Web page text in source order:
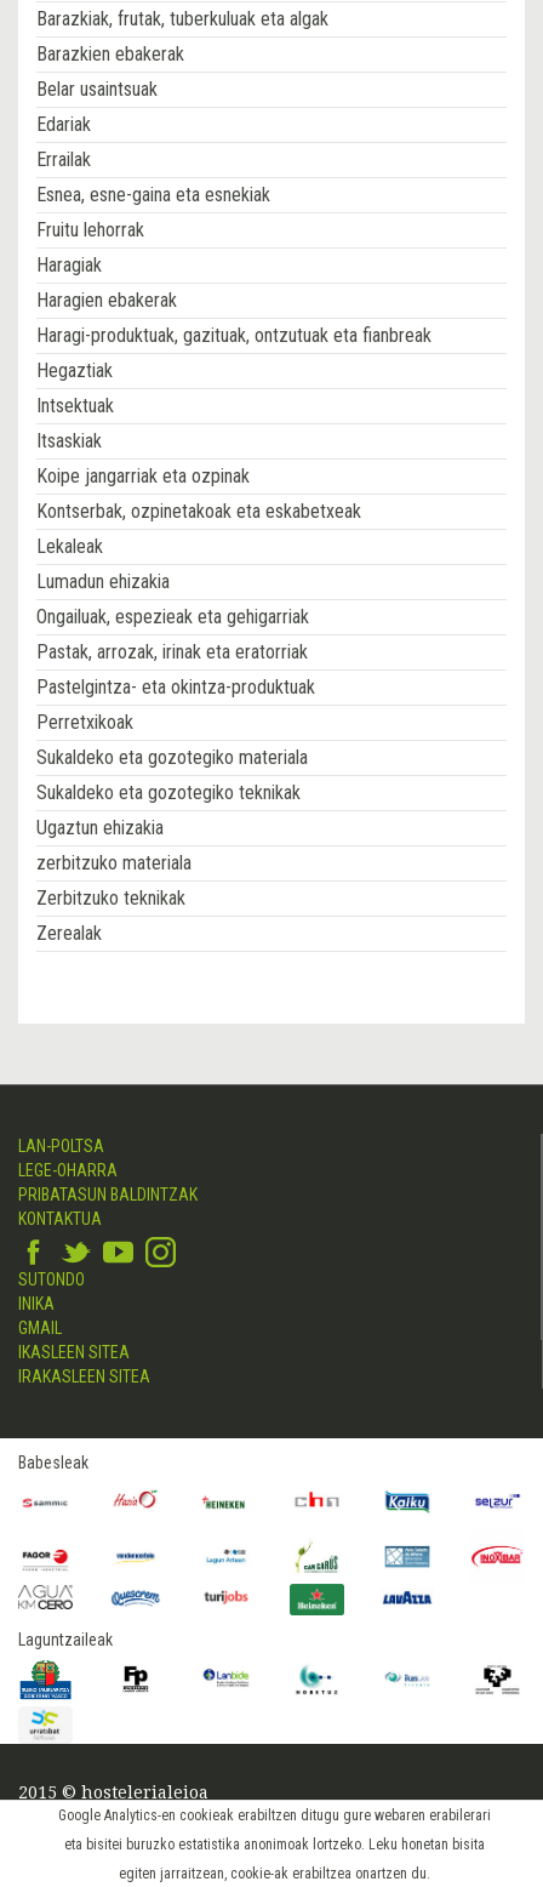
Google Analytics-en cookieak erabiltzen ditugu gure webaren erabilerari
eta bisitei buruzko estatistika anonimoak lortzeko. Leku honetan bisita
egiten jarraitzean, cookie-ak erabiltzea onartzen du.
Barazkiak, frutak, tuberkuluak eta algak
Barazkien ebakerak
Belar usaintsuak
Edariak
Errailak
Esnea, esne-gaina eta esnekiak
Fruitu lehorrak
Haragiak
Haragien ebakerak
Haragi-produktuak, gazituak, ontzutuak eta fianbreak
Hegaztiak
Intsektuak
Itsaskiak
Koipe jangarriak eta ozpinak
Kontserbak, ozpinetakoak eta eskabetxeak
Lekaleak
Lumadun ehizakia
Ongailuak, espezieak eta gehigarriak
Pastak, arrozak, irinak eta eratorriak
Pastelgintza- eta okintza-produktuak
Perretxikoak
Sukaldeko eta gozotegiko materiala
Sukaldeko eta gozotegiko teknikak
Ugaztun ehizakia
zerbitzuko materiala
Zerbitzuko teknikak
Zerealak
LAN-POLTSA
LEGE-OHARRA
PRIBATASUN BALDINTZAK
KONTAKTUA
SUTONDO
INIKA
GMAIL
IKASLEEN SITEA
IRAKASLEEN SITEA
Babesleak
Laguntzaileak
2015 © hostelerialeioa
Log in